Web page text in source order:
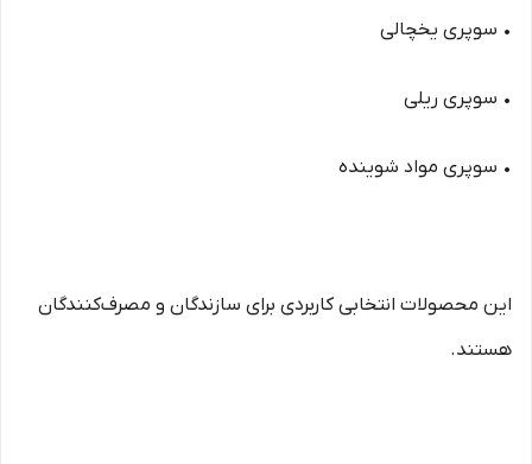
• سوپری یخچالی
• سوپری ریلی
• سوپری مواد شوینده
این محصولات انتخابی کاربردی برای سازندگان و مصرف‌کنندگان
هستند.